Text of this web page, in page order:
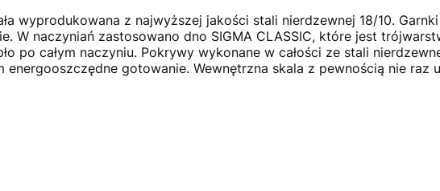
wyprodukowana z najwyższej jakości stali nierdzewnej 18/10.
W naczyniań zastosowano dno SIGMA CLASSIC, które jest
po całym naczyniu. Pokrywy wykonane w całości ze stali
gotowanie. Wewnętrzna skala z pewnością nie raz